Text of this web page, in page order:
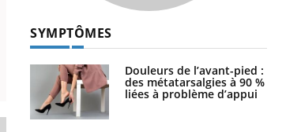
SYMPTÔMES
Douleurs de l’avant-pied :
des métatarsalgies à 90 %
liées à problème d’appui